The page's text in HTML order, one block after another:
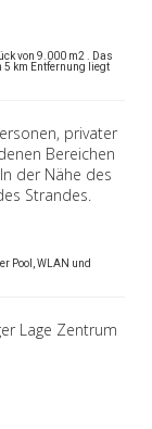
von 9.000 m2 . Das
5 km Entfernung liegt
privater
Bereichen
der Nähe des
Strandes.
Pool, WLAN und
Lage Zentrum